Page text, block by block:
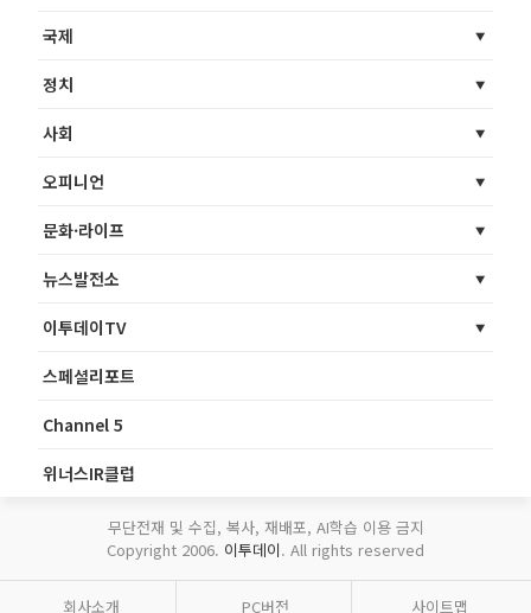
국제
정치
사회
오피니언
문화·라이프
뉴스발전소
이투데이TV
스페셜리포트
Channel 5
위너스IR클럽
무단전재 및 수집, 복사, 재배포, AI학습 이용 금지
Copyright 2006. 이투데이. All rights reserved
회사소개 PC버전 사이트맵